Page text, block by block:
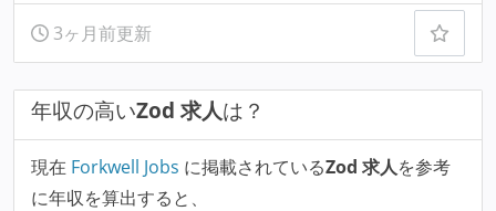
3ヶ月前更新
年収の高いZod 求人は？
現在 Forkwell Jobs に掲載されているZod 求人を参考
に年収を算出すると、